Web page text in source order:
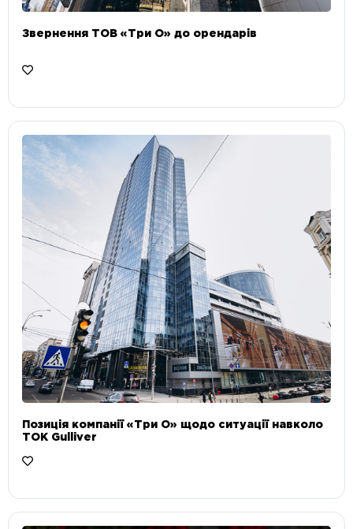
Звернення ТОВ «Три О» до орендарів
Позиція компанії «Три О» щодо ситуації навколо
ТОК Gulliver